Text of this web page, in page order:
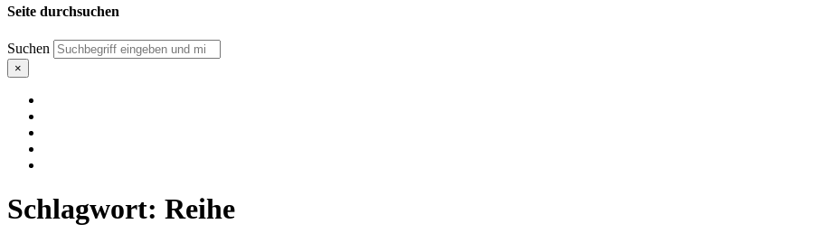
Seite durchsuchen
Suchen
×
Schlagwort: Reihe